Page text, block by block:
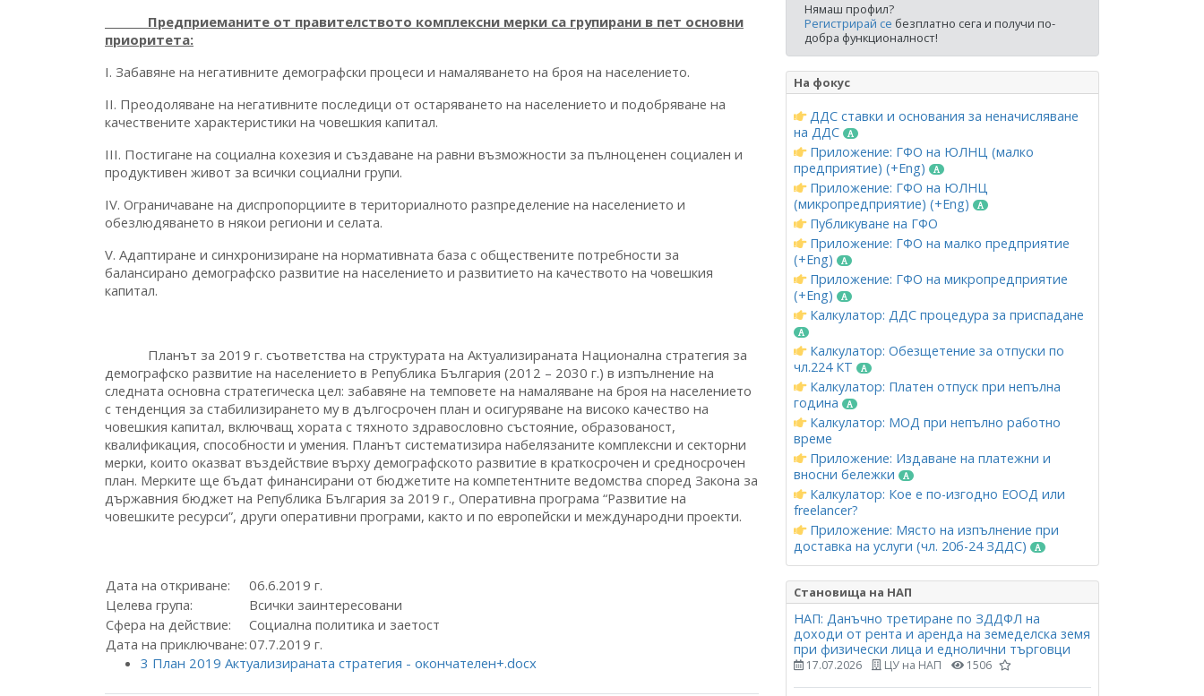
Предприеманите от правителството комплексни мерки са групирани в пет основни
приоритета:
I. Забавяне на негативните демографски процеси и намаляването на броя на населението.
II. Преодоляване на негативните последици от остаряването на населението и подобряване на
качествените характеристики на човешкия капитал.
III. Постигане на социална кохезия и създаване на равни възможности за пълноценен социален и
продуктивен живот за всички социални групи.
IV. Ограничаване на диспропорциите в териториалното разпределение на населението и
обезлюдяването в някои региони и селата.
V. Адаптиране и синхронизиране на нормативната база с обществените потребности за
балансирано демографско развитие на населението и развитието на качеството на човешкия
капитал.
Планът за 2019 г. съответства на структурата на Актуализираната Национална стратегия за
демографско развитие на населението в Република България (2012 – 2030 г.) в изпълнение на
следната основна стратегическа цел: забавяне на темповете на намаляване на броя на населението
с тенденция за стабилизирането му в дългосрочен план и осигуряване на високо качество на
човешкия капитал, включващ хората с тяхното здравословно състояние, образованост,
квалификация, способности и умения. Планът систематизира набелязаните комплексни и секторни
мерки, които оказват въздействие върху демографското развитие в краткосрочен и средносрочен
план. Мерките ще бъдат финансирани от бюджетите на компетентните ведомства според Закона за
държавния бюджет на Република България за 2019 г., Оперативна програма “Развитие на
човешките ресурси”, други оперативни програми, както и по европейски и международни проекти.
Дата на откриване:
06.6.2019 г.
Целева група:
Всички заинтересовани
Сфера на действие:
Социална политика и заетост
Дата на приключване:07.7.2019 г.
3 План 2019 Актуализираната стратегия - окончателен+.docx
Нямаш профил?
Регистрирай се безплатно сега и получи по-
добра функционалност!
На фокус
ДДС ставки и основания за неначисляване
на ДДС
Приложение: ГФО на ЮЛНЦ (малко
предприятие) (+Eng)
Приложение: ГФО на ЮЛНЦ
(микропредприятие) (+Eng)
Публикуване на ГФО
Приложение: ГФО на малко предприятие
(+Eng)
Приложение: ГФО на микропредприятие
(+Eng)
Калкулатор: ДДС процедура за приспадане
Калкулатор: Обезщетение за отпуски по
чл.224 КТ
Калкулатор: Платен отпуск при непълна
година
Калкулатор: МОД при непълно работно
време
Приложение: Издаване на платежни и
вносни бележки
Калкулатор: Кое е по-изгодно ЕООД или
freelancer?
Приложение: Място на изпълнение при
доставка на услуги (чл. 20б-24 ЗДДС)
Становища на НАП
НАП: Данъчно третиране по ЗДДФЛ на
доходи от рента и аренда на земеделска земя
при физически лица и еднолични търговци
17.07.2026 ЦУ на НАП 1506